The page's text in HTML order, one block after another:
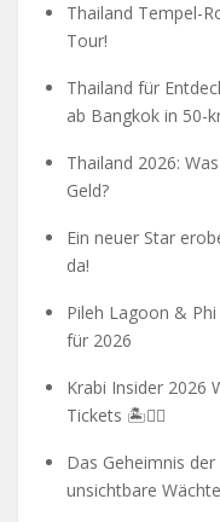
Thailand Tempel-
Tour!
Thailand für
ab Bangkok in 50-
Thailand 2026:
Geld?
Ein neuer Star
da!
Pileh Lagoon &
für 2026
Krabi Insider 2026
Tickets 🏝️🧗‍♂️
Das Geheimnis
unsichtbare